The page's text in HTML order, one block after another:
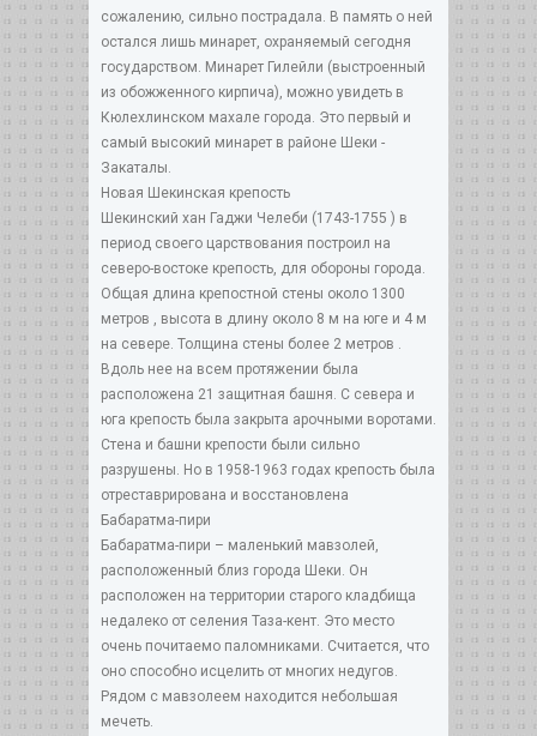
сожалению, сильно пострадала. В память о ней
остался лишь минарет, охраняемый сегодня
государством. Минарет Гилейли (выстроенный
из обожженного кирпича), можно увидеть в
Кюлехлинском махале города. Это первый и
самый высокий минарет в районе Шеки -
Закаталы.
Новая Шекинская крепость
Шекинский хан Гаджи Челеби (1743-1755 ) в
период своего царствования построил на
северо-востоке крепость, для обороны города.
Общая длина крепостной стены около 1300
метров , высота в длину около 8 м на юге и 4 м
на севере. Толщина стены более 2 метров .
Вдоль нее на всем протяжении была
расположена 21 защитная башня. С севера и
юга крепость была закрыта арочными воротами.
Стена и башни крепости были сильно
разрушены. Но в 1958-1963 годах крепость была
отреставрирована и восстановлена
Бабаратма-пири
Бабаратма-пири – маленький мавзолей,
расположенный близ города Шеки. Он
расположен на территории старого кладбища
недалеко от селения Таза-кент. Это место
очень почитаемо паломниками. Считается, что
оно способно исцелить от многих недугов.
Рядом с мавзолеем находится небольшая
мечеть.